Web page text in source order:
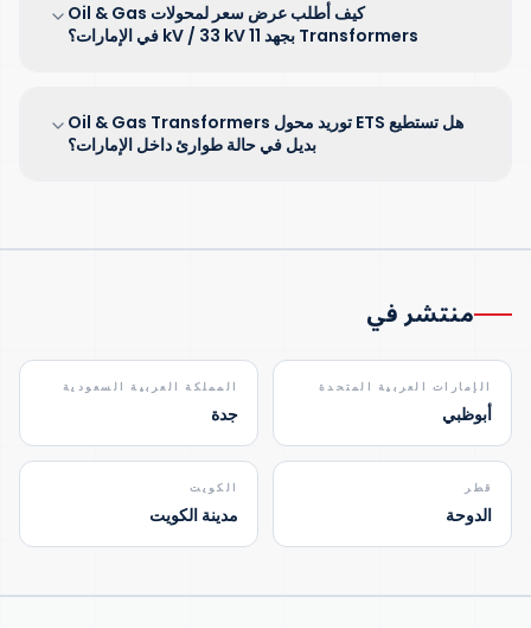
كيف أطلب عرض سعر لمحولات Oil & Gas
Transformers بجهد 11 kV / 33 kV في الإمارات؟
هل تستطيع ETS توريد محول Oil & Gas Transformers
بديل في حالة طوارئ داخل الإمارات؟
منتشر في
الإمارات العربية المتحدة
أبوظبي
المملكة العربية السعودية
جدة
قطر
الدوحة
الكويت
مدينة الكويت